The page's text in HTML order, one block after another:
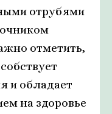
отрубями
отметить,
и обладает
на здоровье